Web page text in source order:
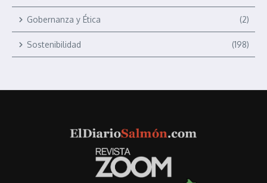
Gobernanza y Ética (2)
Sostenibilidad (198)